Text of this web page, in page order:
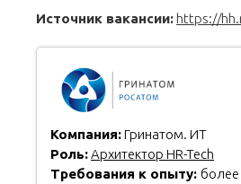
Источник вакансии: https://
Компания:Гринатом. ИТ
Роль:Архитектор HR-Tech
Требования к опыту: более